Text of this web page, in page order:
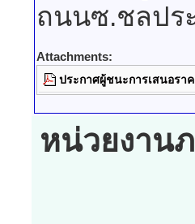
ถนนซ.ชลปร
Attachments:
ประกาศผู้ชนะการเสนอรา
หน่วยงาน